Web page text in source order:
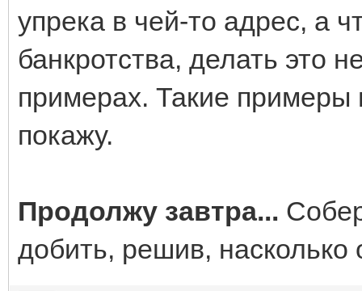
упрека в чей-то адрес, а
банкротства, делать это
примерах. Такие примеры
покажу.
Продолжу завтра...
добить, решив, насколько